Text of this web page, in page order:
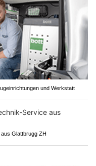
und Werkstatt
Glattbrugg ZH